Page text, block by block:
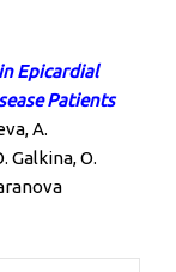
Epicardial
Patients
A.
Galkina, O.